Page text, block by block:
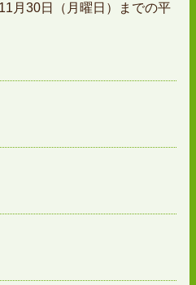
月30日（月曜日）までの平